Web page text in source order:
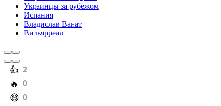
Украинцы за рубежом
Испания
Владислав Ванат
Вильярреал
️👍 2
️🔥 0
️😄 0